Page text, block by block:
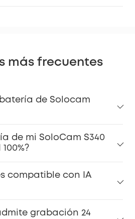
más frecuentes
de Solocam
de mi SoloCam S340
compatible con IA
grabación 24